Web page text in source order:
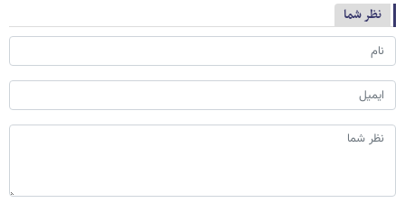
نظر شما